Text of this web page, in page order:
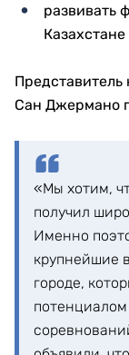
развивать
Сан Джермано
«Мы хотим,
получил
Именно
крупнейшие
городе,